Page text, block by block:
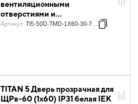
вентиляционными
отверстиями и
радиопрозрачной вставкой
Артикул: TI5-50D-TMD-1X60-30-7035
TITAN 5 Дверь прозрачная для
ЩРв-60 (1х60) IP31 белая IEK